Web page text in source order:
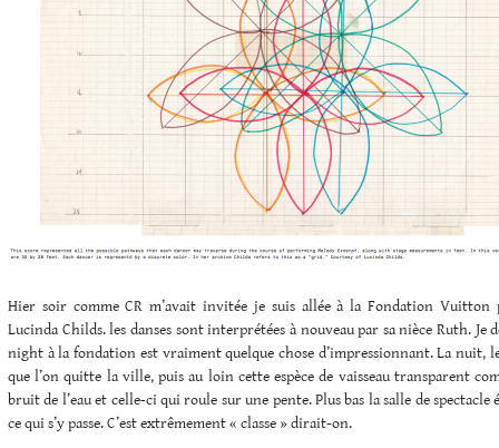
Hier soir comme CR m’avait invitée je suis allée à la Fondation Vuitton
Lucinda Childs. les danses sont interprétées à nouveau par sa nièce Ruth. Je
night à la fondation est vraiment quelque chose d’impressionnant. La nuit,
que l’on quitte la ville, puis au loin cette espèce de vaisseau transparent
bruit de l’eau et celle-ci qui roule sur une pente. Plus bas la salle de
ce qui s’y passe. C’est extrêmement « classe » dirait-on.